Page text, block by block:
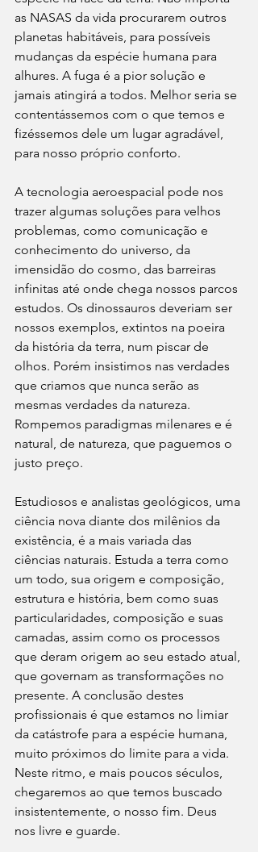
as NASAS da vida procurarem outros
planetas habitáveis, para possíveis
mudanças da espécie humana para
alhures. A fuga é a pior solução e
jamais atingirá a todos. Melhor seria se
contentássemos com o que temos e
fizéssemos dele um lugar agradável,
para nosso próprio conforto.
A tecnologia aeroespacial pode nos
trazer algumas soluções para velhos
problemas, como comunicação e
conhecimento do universo, da
imensidão do cosmo, das barreiras
infinitas até onde chega nossos parcos
estudos. Os dinossauros deveriam ser
nossos exemplos, extintos na poeira
da história da terra, num piscar de
olhos. Porém insistimos nas verdades
que criamos que nunca serão as
mesmas verdades da natureza.
Rompemos paradigmas milenares e é
natural, de natureza, que paguemos o
justo preço.
Estudiosos e analistas geológicos, uma
ciência nova diante dos milênios da
existência, é a mais variada das
ciências naturais. Estuda a terra como
um todo, sua origem e composição,
estrutura e história, bem como suas
particularidades, composição e suas
camadas, assim como os processos
que deram origem ao seu estado atual,
que governam as transformações no
presente. A conclusão destes
profissionais é que estamos no limiar
da catástrofe para a espécie humana,
muito próximos do limite para a vida.
Neste ritmo, e mais poucos séculos,
chegaremos ao que temos buscado
insistentemente, o nosso fim. Deus
nos livre e guarde.